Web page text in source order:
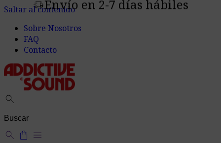
Saltar al contenido
delivery_truck_speedEnvío en 2-7 días hábiles
Sobre Nosotros
FAQ
Contacto
search
search shopping_bag menu